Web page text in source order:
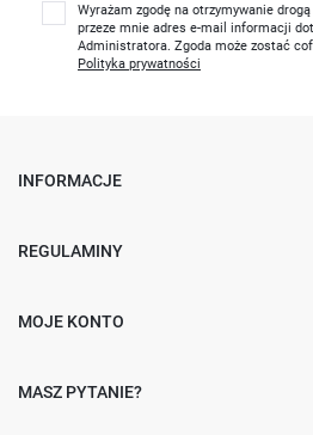
Wyrażam zgodę na otrzymywanie
przeze mnie adres e-mail informacji
Administratora. Zgoda może zostać
Polityka prywatności
INFORMACJE
REGULAMINY
MOJE KONTO
MASZ PYTANIE?